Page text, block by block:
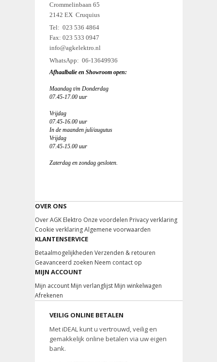
Crommelinbaan 65
2142 EX Cruquius
Tel: 023 536 4864
Fax: 023 533 0947
info@agkelektro.nl
WhatsApp: 06-13649936
Afhaalbalie en Showroom open:
Maandag t/m Donderdag
07.45-17.00 uur
Vrijdag
07.45-16.00 uur
In de maanden juli/augutus
Vrijdag
07.45-15.00 uur
Zaterdag en zondag gesloten.
OVER ONS
Over AGK Elektro Onze voordelen Privacy verklaring
Cookie verklaring Algemene voorwaarden
KLANTENSERVICE
Betaalmogelijkheden Verzenden & retouren
Geavanceerd zoeken Neem contact op
MIJN ACCOUNT
Mijn account Mijn verlanglijst Mijn winkelwagen
Afrekenen
VEILIG ONLINE BETALEN
Met iDEAL kunt u vertrouwd, veilig en
gemakkelijk online betalen via uw eigen
bank.